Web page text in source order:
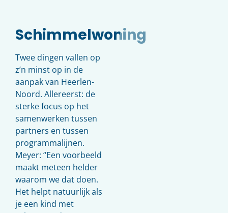
Schimmelwoning
Twee dingen vallen op
z’n minst op in de
aanpak van Heerlen-
Noord. Allereerst: de
sterke focus op het
samenwerken tussen
partners en tussen
programmalijnen.
Meyer: “Een voorbeeld
maakt meteen helder
waarom we dat doen.
Het helpt natuurlijk als
je een kind met